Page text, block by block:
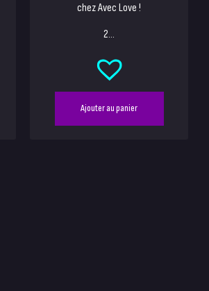
chez Avec Love !
2...
Ajouter au panier